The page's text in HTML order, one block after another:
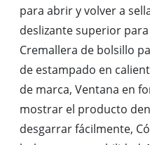
para abrir y volver a
deslizante superior
Cremallera de bolsillo
de estampado en
de marca, Ventana en
mostrar el producto
desgarrar fácilmente,